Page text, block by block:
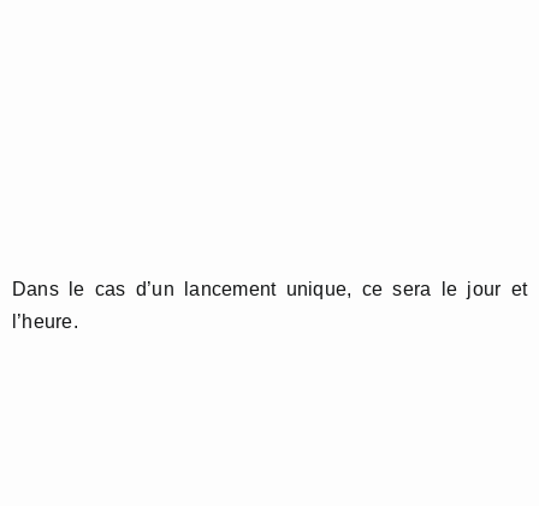
Dans le cas d’un lancement unique, ce sera le jour et
l’heure.